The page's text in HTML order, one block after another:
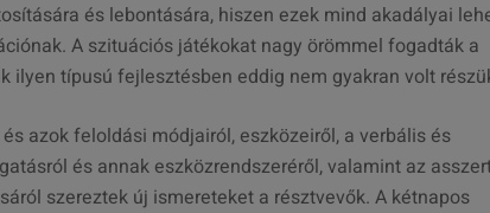
és lebontására, hiszen ezek mind akadályai
A szituációs játékokat nagy örömmel fogadták a
ilyen típusú fejlesztésben eddig nem gyakran volt
azok feloldási módjairól, eszközeiről, a verbális és
és annak eszközrendszeréről, valamint az
szereztek új ismereteket a résztvevők. A kétnapos